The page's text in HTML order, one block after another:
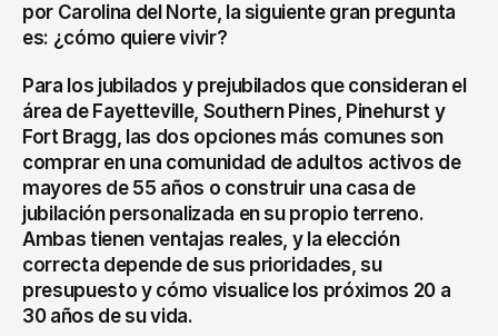
por Carolina del Norte, la siguiente gran pregunta
es: ¿cómo quiere vivir?
Para los jubilados y prejubilados que consideran el
área de Fayetteville, Southern Pines, Pinehurst y
Fort Bragg, las dos opciones más comunes son
comprar en una comunidad de adultos activos de
mayores de 55 años o construir una casa de
jubilación personalizada en su propio terreno.
Ambas tienen ventajas reales, y la elección
correcta depende de sus prioridades, su
presupuesto y cómo visualice los próximos 20 a
30 años de su vida.